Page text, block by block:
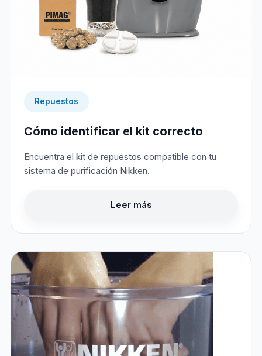
Repuestos
Cómo identificar el kit correcto
Encuentra el kit de repuestos compatible con tu
sistema de purificación Nikken.
Leer más